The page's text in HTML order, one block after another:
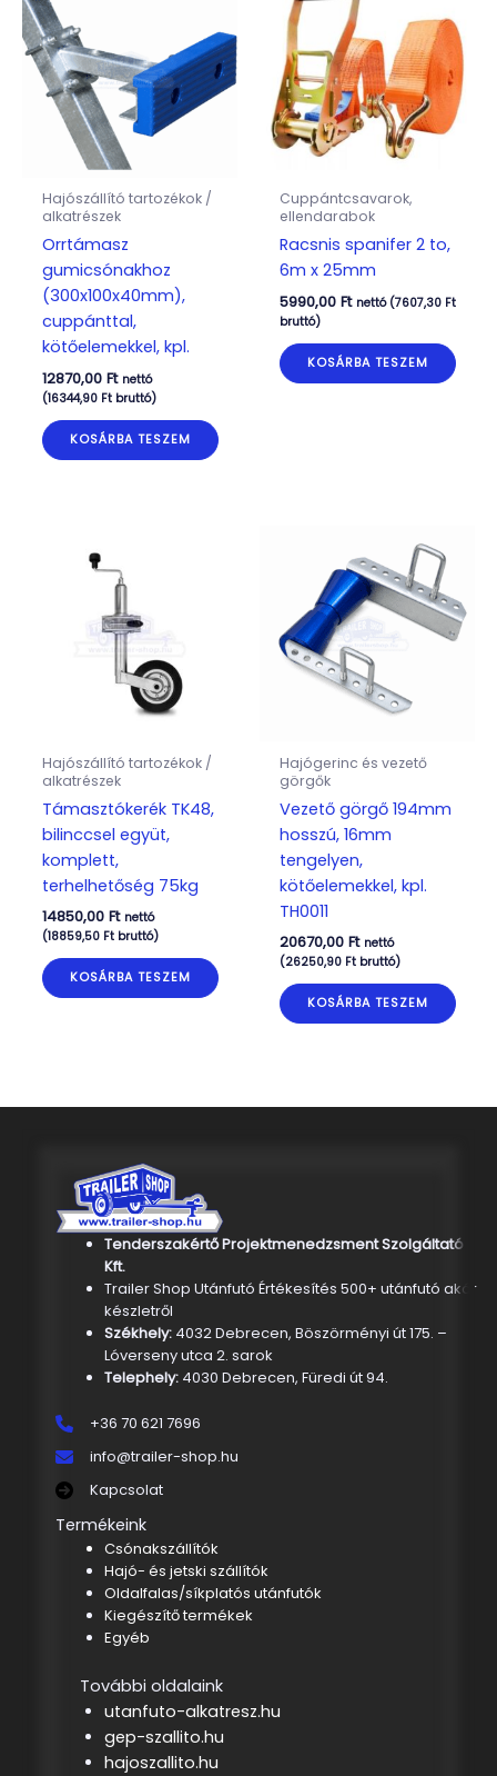
Hajószállító tartozékok /
alkatrészek
Orrtámasz
gumicsónakhoz
(300x100x40mm),
cuppánttal,
kötőelemekkel, kpl.
12870,00 Ft nettó
(16344,90 Ftbruttó)
KOSÁRBA TESZEM
Cuppántcsavarok,
ellendarabok
Racsnis spanifer 2 to,
6m x 25mm
5990,00 Ft nettó (7607,30 Ft
bruttó)
KOSÁRBA TESZEM
Hajószállító tartozékok /
alkatrészek
Támasztókerék TK48,
bilinccsel együt,
komplett,
terhelhetőség 75kg
14850,00 Ft nettó
(18859,50 Ftbruttó)
KOSÁRBA TESZEM
Hajógerinc és vezető
görgők
Vezető görgő 194mm
hosszú, 16mm
tengelyen,
kötőelemekkel, kpl.
TH0011
20670,00 Ft nettó
(26250,90 Ftbruttó)
KOSÁRBA TESZEM
Tenderszakértő Projektmenedzsment Szolgáltató
Kft.
Trailer Shop Utánfutó Értékesítés 500+ utánfutó akár
készletről
Székhely: 4032 Debrecen, Böszörményi út 175. –
Lóverseny utca 2. sarok
Telephely:4030 Debrecen, Füredi út 94.
+36 70 621 7696
info@trailer-shop.hu
Kapcsolat
Termékeink
Csónakszállítók
Hajó- és jetski szállítók
Oldalfalas/síkplatós utánfutók
Kiegészítő termékek
Egyéb
További oldalaink
utanfuto-alkatresz.hu
gep-szallito.hu
hajoszallito.hu